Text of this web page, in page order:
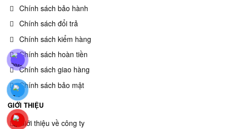
Chính sách bảo hành
Chính sách đổi trả
Chính sách kiểm hàng
Chính sách hoàn tiền
Chính sách giao hàng
Chính sách bảo mật
GIỚI THIỆU
Giới thiệu về công ty